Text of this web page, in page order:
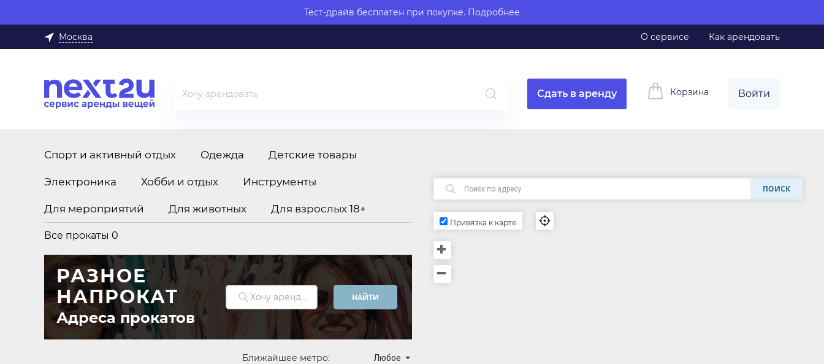
Тест-драйв бесплатен при покупке. Подробнее
Москва О сервисе Как арендовать
Сдать в аренду Корзина Войти
Спорт и активный отдых Одежда Детские товары
Электроника Хобби и отдых Инструменты
Для мероприятий Для животных Для взрослых 18+
Все прокаты 0
РАЗНОЕ
НАПРОКАТ
Адреса прокатов
НАЙТИ
Хочу арендовать...
Ближайшее метро: Любое
ПОИСК
Привязка к карте